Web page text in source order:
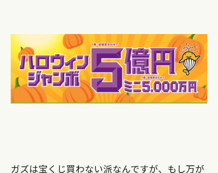
ガズは宝くじ買わない派なんですが、もし万が